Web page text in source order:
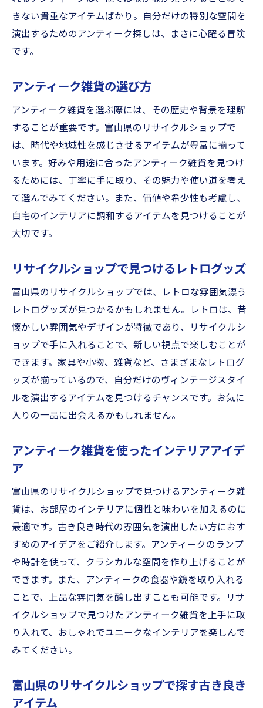
きない貴重なアイテムばかり。自分だけの特別な空間を
演出するためのアンティーク探しは、まさに心躍る冒険
です。
アンティーク雑貨の選び方
アンティーク雑貨を選ぶ際には、その歴史や背景を理解
することが重要です。富山県のリサイクルショップで
は、時代や地域性を感じさせるアイテムが豊富に揃って
います。好みや用途に合ったアンティーク雑貨を見つけ
るためには、丁寧に手に取り、その魅力や使い道を考え
て選んでみてください。また、価値や希少性も考慮し、
自宅のインテリアに調和するアイテムを見つけることが
大切です。
リサイクルショップで見つけるレトログッズ
富山県のリサイクルショップでは、レトロな雰囲気漂う
レトログッズが見つかるかもしれません。レトロは、昔
懐かしい雰囲気やデザインが特徴であり、リサイクルシ
ョップで手に入れることで、新しい視点で楽しむことが
できます。家具や小物、雑貨など、さまざまなレトログ
ッズが揃っているので、自分だけのヴィンテージスタイ
ルを演出するアイテムを見つけるチャンスです。お気に
入りの一品に出会えるかもしれません。
アンティーク雑貨を使ったインテリアアイデ
ア
富山県のリサイクルショップで見つけるアンティーク雑
貨は、お部屋のインテリアに個性と味わいを加えるのに
最適です。古き良き時代の雰囲気を演出したい方におす
すめのアイデアをご紹介します。アンティークのランプ
や時計を使って、クラシカルな空間を作り上げることが
できます。また、アンティークの食器や鏡を取り入れる
ことで、上品な雰囲気を醸し出すことも可能です。リサ
イクルショップで見つけたアンティーク雑貨を上手に取
り入れて、おしゃれでユニークなインテリアを楽しんで
みてください。
富山県のリサイクルショップで探す古き良き
アイテム